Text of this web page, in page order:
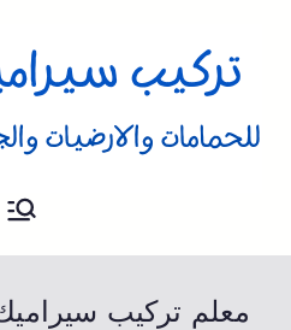
معلم تركيب